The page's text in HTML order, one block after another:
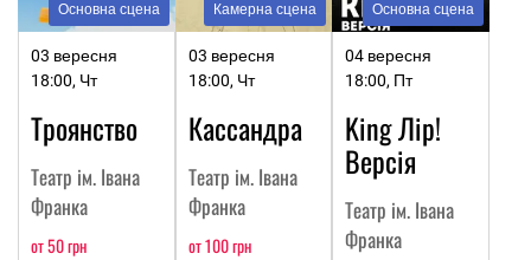
Основна сцена
03 вересня
18:00, Чт
Троянство
Театр ім. Івана
Франка
от 50 грн
Камерна сцена
03 вересня
18:00, Чт
Кассандра
Театр ім. Івана
Франка
от 100 грн
Основна сцена
04 вересня
18:00, Пт
King Лір!
Версія
Театр ім. Івана
Франка